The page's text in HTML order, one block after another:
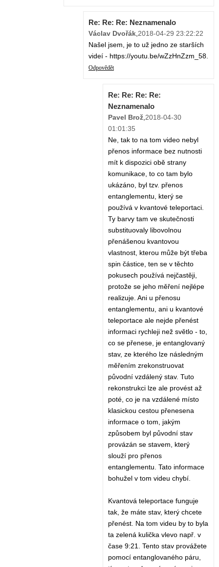
Re: Re: Re: Neznamenalo
Václav Dvořák,2018-04-29 23:22:22
Našel jsem, je to už jedno ze starších
videí - https://youtu.be/wZzHnZzm_58.
Odpovědět
Re: Re: Re: Re:
Neznamenalo
Pavel Brož,2018-04-30
01:01:35
Ne, tak to na tom video nebyl
přenos informace bez nutnosti
mít k dispozici obě strany
komunikace, to co tam bylo
ukázáno, byl tzv. přenos
entanglementu, který se
používá v kvantové teleportaci.
Ty barvy tam ve skutečnosti
substituovaly libovolnou
přenášenou kvantovou
vlastnost, kterou může být třeba
spin částice, ten se v těchto
pokusech používá nejčastěji,
protože se jeho měření nejlépe
realizuje. Ani u přenosu
entanglementu, ani u kvantové
teleportace ale nejde přenést
informaci rychleji než světlo - to,
co se přenese, je entanglovaný
stav, ze kterého lze následným
měřením zrekonstruovat
původní vzdálený stav. Tuto
rekonstrukci lze ale provést až
poté, co je na vzdálené místo
klasickou cestou přenesena
informace o tom, jakým
způsobem byl původní stav
provázán se stavem, který
slouží pro přenos
entanglementu. Tato informace
bohužel v tom videu chybí.
Kvantová teleportace funguje
tak, že máte stav, který chcete
přenést. Na tom videu by to byla
ta zelená kulička vlevo např. v
čase 9:21. Tento stav provážete
pomocí entanglovaného páru,